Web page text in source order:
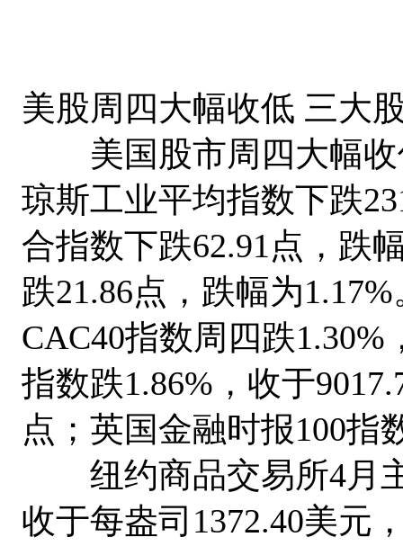
美股周四大幅收低 三大
美国股市周四大幅收
琼斯工业平均指数下跌
合指数下跌62.91点，跌
跌21.86点，跌幅为
CAC40指数周四跌
指数跌1.86%，收于
点；英国金融时报100指
纽约商品交易所4月主
收于每盎司1372.40美元